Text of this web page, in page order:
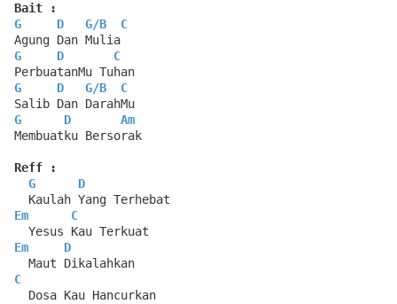
Bait :
G
D G/B
C
Agung Dan Mulia
G
D
C
PerbuatanMu Tuhan
G
D G/B
C
Salib Dan DarahMu
G
D
Am
Membuatku Bersorak
Reff :
G
D
  Kaulah Yang Terhebat
Em
C
  Yesus Kau Terkuat
Em
D
  Maut Dikalahkan
C
  Dosa Kau Hancurkan